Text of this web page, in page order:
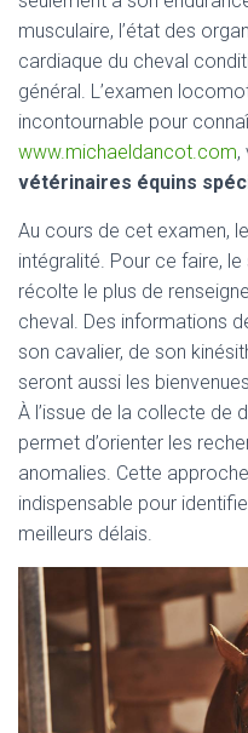
musculaire, l’état des
cardiaque du cheval
général. L’examen
incontournable pour
www.michaeldancot.com,
vétérinaires équins
Au cours de cet examen,
intégralité. Pour ce faire,
récolte le plus de
cheval. Des informations
son cavalier, de son
seront aussi les
À l’issue de la collecte de
permet d’orienter les
anomalies. Cette
indispensable pour
meilleurs délais.